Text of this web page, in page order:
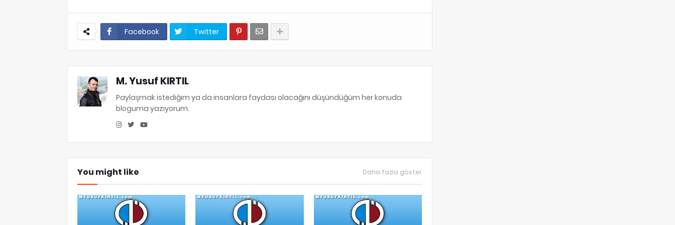
Facebook Twitter
M. Yusuf KIRTIL
Paylaşmak istediğim ya da insanlara faydası olacağını düşündüğüm her konuda
bloguma yazıyorum.
You might like Daha fazla göster